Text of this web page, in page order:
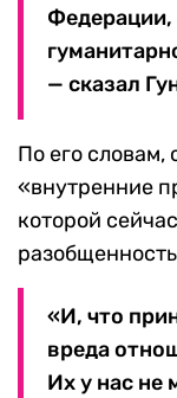
Федерации,
— сказал
По его словам,
«внутренние
которой
«И, что
вреда
Их у нас не